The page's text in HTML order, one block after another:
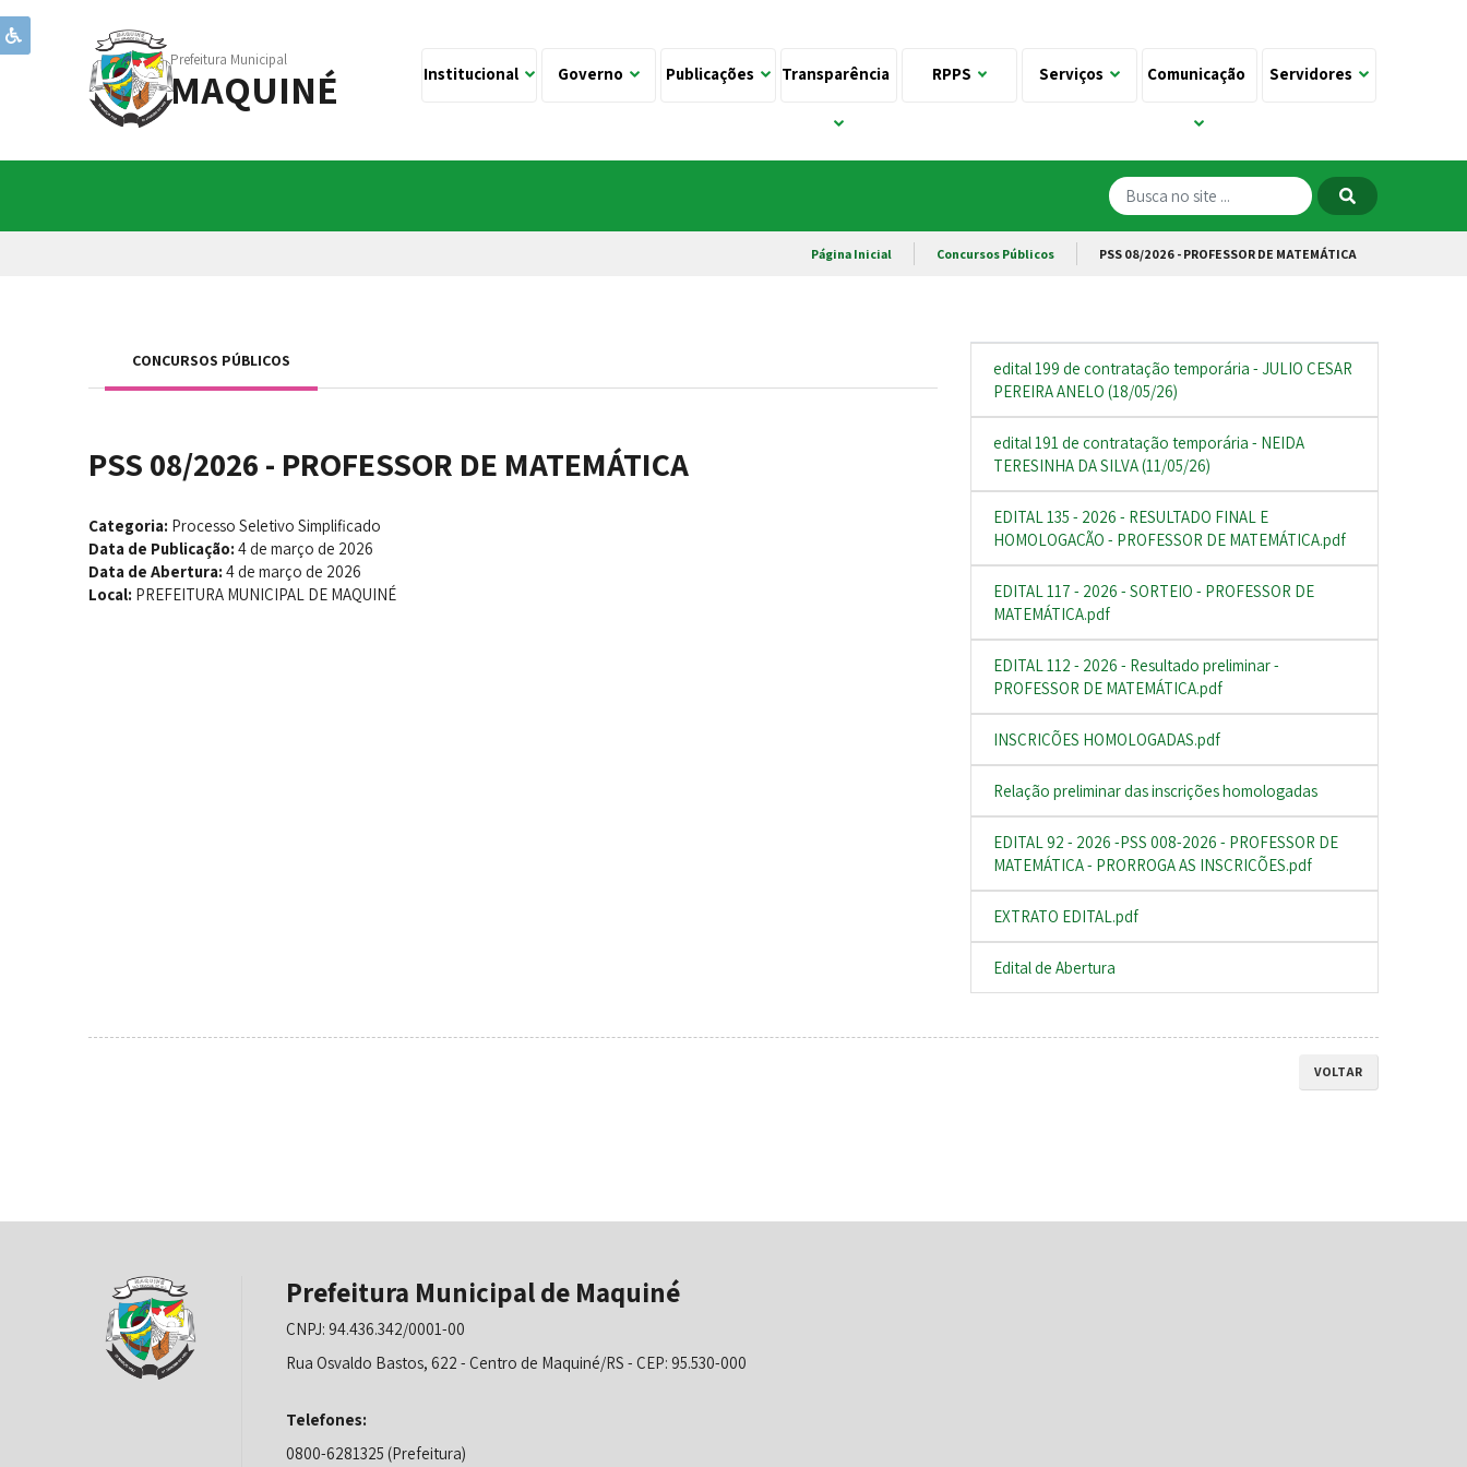
Prefeitura Municipal
MAQUINÉ Institucional Governo Publicações Transparência RPPS Serviços Comunicação Servidores
Página Inicial Concursos Públicos PSS 08/2026 - PROFESSOR DE MATEMÁTICA
CONCURSOS PÚBLICOS
PSS 08/2026 - PROFESSOR DE MATEMÁTICA
Categoria: Processo Seletivo Simplificado
Data de Publicação: 4 de março de 2026
Data de Abertura: 4 de março de 2026
Local: PREFEITURA MUNICIPAL DE MAQUINÉ
edital 199 de contratação temporária - JULIO CESAR
PEREIRA ANELO (18/05/26)
edital 191 de contratação temporária - NEIDA
TERESINHA DA SILVA (11/05/26)
EDITAL 135 - 2026 - RESULTADO FINAL E
HOMOLOGAÇÃO - PROFESSOR DE MATEMÁTICA.pdf
EDITAL 117 - 2026 - SORTEIO - PROFESSOR DE
MATEMÁTICA.pdf
EDITAL 112 - 2026 - Resultado preliminar -
PROFESSOR DE MATEMÁTICA.pdf
INSCRIÇÕES HOMOLOGADAS.pdf
Relação preliminar das inscrições homologadas
EDITAL 92 - 2026 -PSS 008-2026 - PROFESSOR DE
MATEMÁTICA - PRORROGA AS INSCRIÇÕES.pdf
EXTRATO EDITAL.pdf
Edital de Abertura
VOLTAR
Prefeitura Municipal de Maquiné
CNPJ: 94.436.342/0001-00
Rua Osvaldo Bastos, 622 - Centro de Maquiné/RS - CEP: 95.530-000
Telefones:
0800-6281325 (Prefeitura)